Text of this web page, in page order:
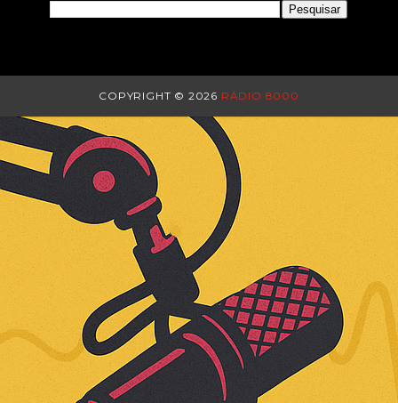
COPYRIGHT © 2026 RÁDIO 8000